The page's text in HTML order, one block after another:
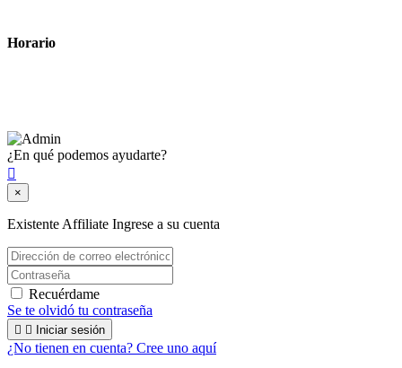
Horario
¿En qué podemos ayudarte?

×
Existente Affiliate Ingrese a su cuenta
Recuérdame
Se te olvidó tu contraseña
  Iniciar sesión
¿No tienen en cuenta? Cree uno aquí